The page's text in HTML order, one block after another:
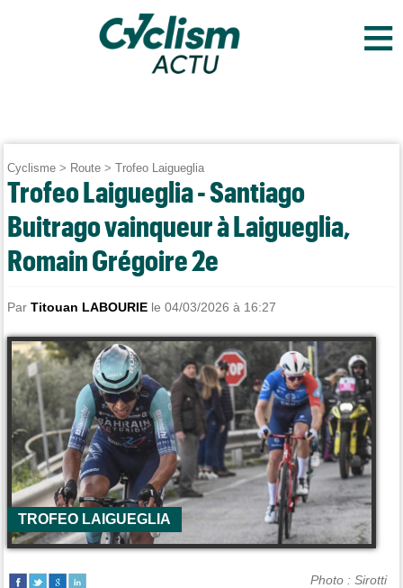
≡
Cyclisme > Route >Trofeo Laigueglia
Trofeo Laigueglia - Santiago
Buitrago vainqueur à Laigueglia,
Romain Grégoire 2e
ParTitouan LABOURIE le 04/03/2026 à 16:27
TROFEO LAIGUEGLIA
Photo : Sirotti